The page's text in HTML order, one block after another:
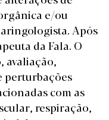
e/ou
Após
da Fala. O
avaliação,
perturbações
com as
respiração,